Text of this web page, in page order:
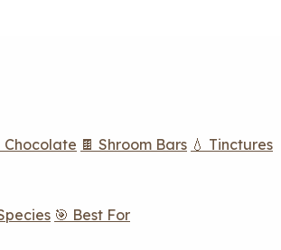
Chocolate 🍫 Shroom Bars 💧 Tinctures
🎯 Best For